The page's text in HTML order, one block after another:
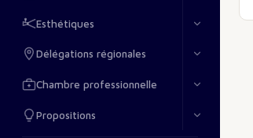
Esthétiques
Délégations régionales
Chambre professionnelle
Propositions